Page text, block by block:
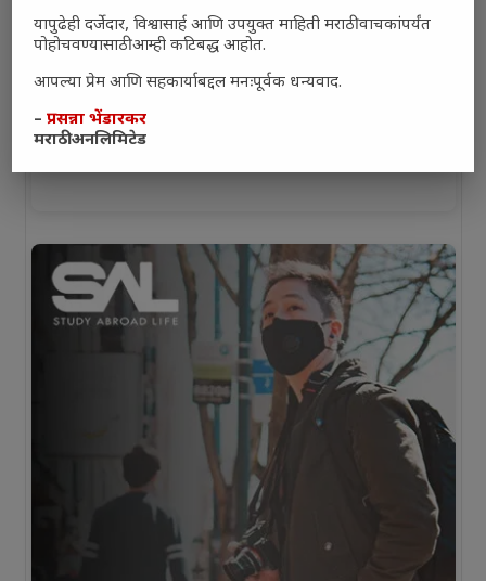
यापुढेही दर्जेदार, विश्वासार्ह आणि उपयुक्त माहिती मराठी वाचकांपर्यंत
पोहोचवण्यासाठी आम्ही कटिबद्ध आहोत.
आपल्या प्रेम आणि सहकार्याबद्दल मनःपूर्वक धन्यवाद.
–प्रसन्ना भेंडारकर
मराठी अनलिमिटेड